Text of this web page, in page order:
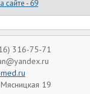
сайте - 69
316-75-71
19